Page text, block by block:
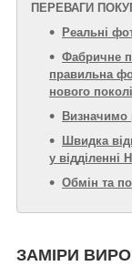
ПЕРЕВАГИ
Реальні
Фабричне
правильна
нового
Визначимо
Швидка
у відділенні
Обмін та
ЗАМІРИ